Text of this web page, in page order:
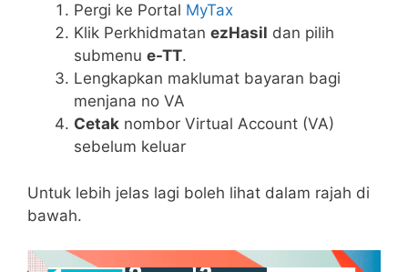
Pergi ke Portal MyTax
Klik Perkhidmatan ezHasil dan pilih
submenu e-TT.
Lengkapkan maklumat bayaran bagi
menjana no VA
Cetak nombor Virtual Account (VA)
sebelum keluar
Untuk lebih jelas lagi boleh lihat dalam rajah di
bawah.